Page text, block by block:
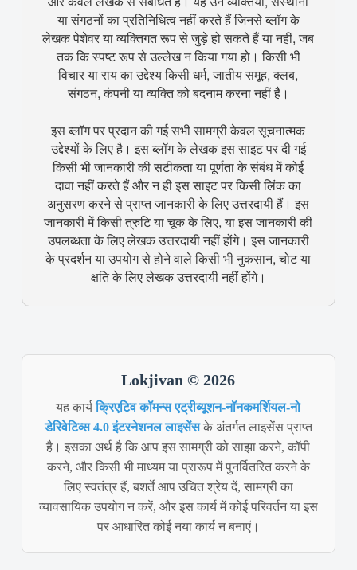
या संगठनों का प्रतिनिधित्व नहीं करते हैं जिनसे ब्लॉग के
लेखक पेशेवर या व्यक्तिगत रूप से जुड़े हो सकते हैं या नहीं, जब
तक कि स्पष्ट रूप से उल्लेख न किया गया हो। किसी भी
विचार या राय का उद्देश्य किसी धर्म, जातीय समूह, क्लब,
संगठन, कंपनी या व्यक्ति को बदनाम करना नहीं है।
इस ब्लॉग पर प्रदान की गई सभी सामग्री केवल सूचनात्मक
उद्देश्यों के लिए है। इस ब्लॉग के लेखक इस साइट पर दी गई
किसी भी जानकारी की सटीकता या पूर्णता के संबंध में कोई
दावा नहीं करते हैं और न ही इस साइट पर किसी लिंक का
अनुसरण करने से प्राप्त जानकारी के लिए उत्तरदायी हैं। इस
जानकारी में किसी त्रुटि या चूक के लिए, या इस जानकारी की
उपलब्धता के लिए लेखक उत्तरदायी नहीं होंगे। इस जानकारी
के प्रदर्शन या उपयोग से होने वाले किसी भी नुकसान, चोट या
क्षति के लिए लेखक उत्तरदायी नहीं होंगे।
Lokjivan © 2026
यह कार्यक्रिएटिव कॉमन्स एट्रीब्यूशन-नॉनकमर्शियल-नो
डेरिवेटिव्स 4.0 इंटरनेशनल लाइसेंसके अंतर्गत लाइसेंस प्राप्त
है। इसका अर्थ है कि आप इस सामग्री को साझा करने, कॉपी
करने, और किसी भी माध्यम या प्रारूप में पुनर्वितरित करने के
लिए स्वतंत्र हैं, बशर्ते आप उचित श्रेय दें, सामग्री का
व्यावसायिक उपयोग न करें, और इस कार्य में कोई परिवर्तन या इस
पर आधारित कोई नया कार्य न बनाएं।